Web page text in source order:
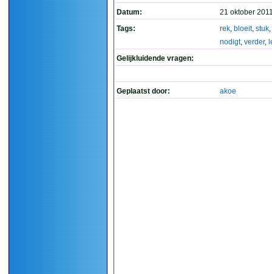
Datum:
21 oktober
Tags:
rek, bloeit, stuk,
nodigt, verder,
Gelijkluidende vragen:
Geplaatst door: akoe